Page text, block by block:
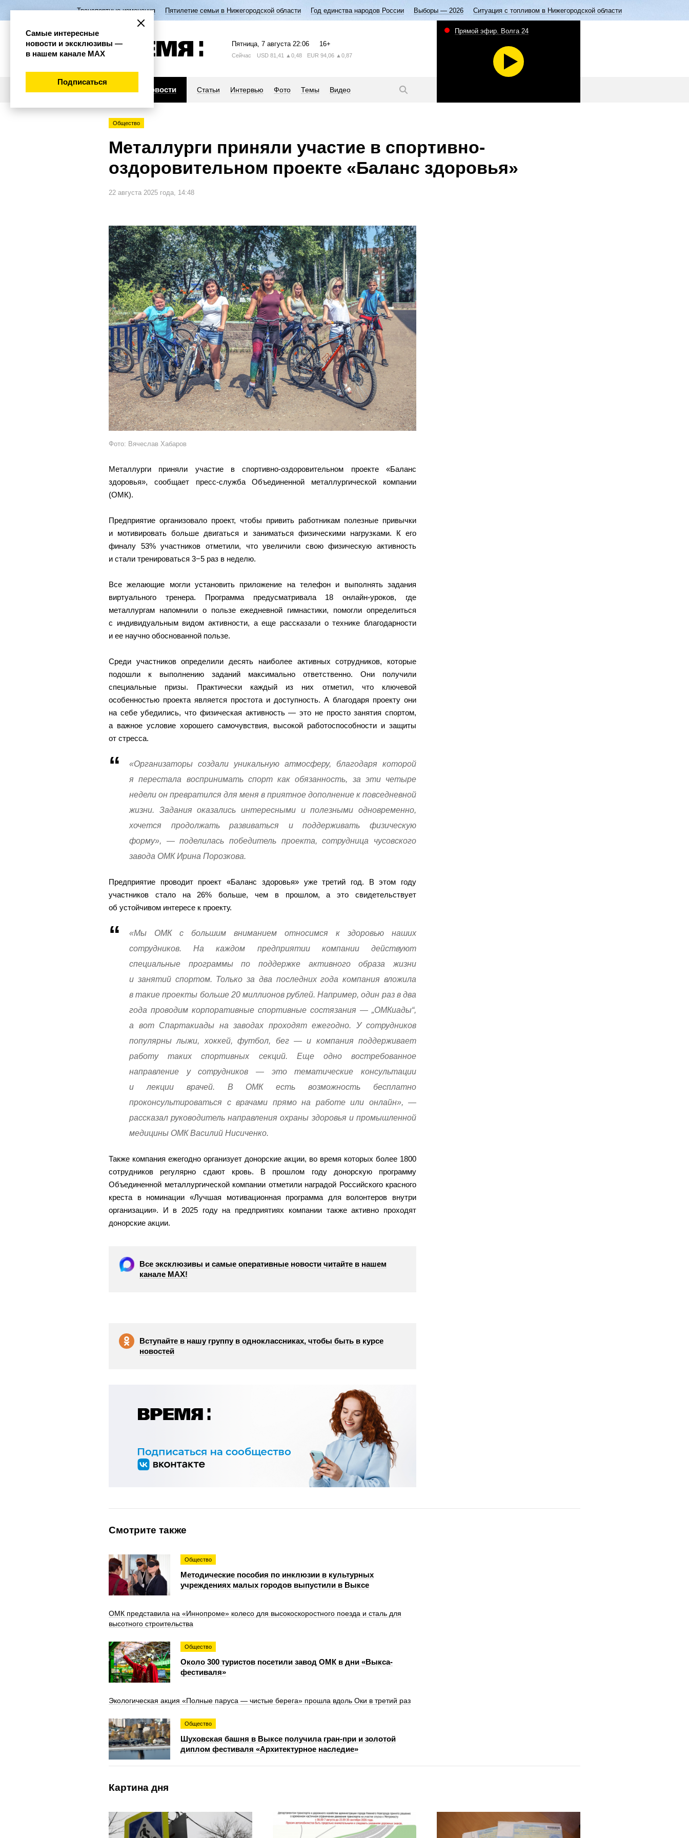
Транспортные изменения Пятилетие семьи в Нижегородской области Год единства народов России Выборы — 2026 Ситуация с топливом в Нижегородской области
Пятница, 7 августа 22:06 16+
Сейчас USD 81,41 ▲0,48 EUR 94,06 ▲0,87
Новости Статьи Интервью Фото Темы Видео
Прямой эфир. Волга 24
Общество
Металлурги приняли участие в спортивно-
оздоровительном проекте «Баланс здоровья»
22 августа 2025 года, 14:48
Фото: Вячеслав Хабаров
Металлурги приняли участие в спортивно-оздоровительном проекте «Баланс
здоровья», сообщает пресс-служба Объединенной металлургической компании
(ОМК).
Предприятие организовало проект, чтобы привить работникам полезные привычки
и мотивировать больше двигаться и заниматься физическими нагрузками. К его
финалу 53% участников отметили, что увеличили свою физическую активность
и стали тренироваться 3−5 раз в неделю.
Все желающие могли установить приложение на телефон и выполнять задания
виртуального тренера. Программа предусматривала 18 онлайн-уроков, где
металлургам напомнили о пользе ежедневной гимнастики, помогли определиться
с индивидуальным видом активности, а еще рассказали о технике благодарности
и ее научно обоснованной пользе.
Среди участников определили десять наиболее активных сотрудников, которые
подошли к выполнению заданий максимально ответственно. Они получили
специальные призы. Практически каждый из них отметил, что ключевой
особенностью проекта является простота и доступность. А благодаря проекту они
на себе убедились, что физическая активность — это не просто занятия спортом,
а важное условие хорошего самочувствия, высокой работоспособности и защиты
от стресса.
«Организаторы создали уникальную атмосферу, благодаря которой
я перестала воспринимать спорт как обязанность, за эти четыре
недели он превратился для меня в приятное дополнение к повседневной
жизни. Задания оказались интересными и полезными одновременно,
хочется продолжать развиваться и поддерживать физическую
форму», — поделилась победитель проекта, сотрудница чусовского
завода ОМК Ирина Порозкова.
Предприятие проводит проект «Баланс здоровья» уже третий год. В этом году
участников стало на 26% больше, чем в прошлом, а это свидетельствует
об устойчивом интересе к проекту.
«Мы ОМК с большим вниманием относимся к здоровью наших
сотрудников. На каждом предприятии компании действуют
специальные программы по поддержке активного образа жизни
и занятий спортом. Только за два последних года компания вложила
в такие проекты больше 20 миллионов рублей. Например, один раз в два
года проводим корпоративные спортивные состязания — „ОМКиады“,
а вот Спартакиады на заводах проходят ежегодно. У сотрудников
популярны лыжи, хоккей, футбол, бег — и компания поддерживает
работу таких спортивных секций. Еще одно востребованное
направление у сотрудников — это тематические консультации
и лекции врачей. В ОМК есть возможность бесплатно
проконсультироваться с врачами прямо на работе или онлайн», —
рассказал руководитель направления охраны здоровья и промышленной
медицины ОМК Василий Нисиченко.
Также компания ежегодно организует донорские акции, во время которых более 1800
сотрудников регулярно сдают кровь. В прошлом году донорскую программу
Объединенной металлургической компании отметили наградой Российского красного
креста в номинации «Лучшая мотивационная программа для волонтеров внутри
организации». И в 2025 году на предприятиях компании также активно проходят
донорские акции.
Все эксклюзивы и самые оперативные новости читайте в нашем
канале МАХ!
Вступайте в нашу группу в одноклассниках, чтобы быть в курсе
новостей
Смотрите также
Общество
Методические пособия по инклюзии в культурных
учреждениях малых городов выпустили в Выксе
ОМК представила на «Иннопроме» колесо для высокоскоростного поезда и сталь для
высотного строительства
Общество
Около 300 туристов посетили завод ОМК в дни «Выкса-
фестиваля»
Экологическая акция «Полные паруса — чистые берега» прошла вдоль Оки в третий раз
Общество
Шуховская башня в Выксе получила гран-при и золотой
диплом фестиваля «Архитектурное наследие»
Картина дня
Самые интересные
новости и эксклюзивы —
в нашем канале МАХ
Подписаться